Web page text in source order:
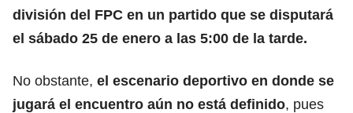
división del FPC en un partido que se disputará
el sábado 25 de enero a las 5:00 de la tarde.
No obstante, el escenario deportivo en donde se
jugará el encuentro aún no está definido, pues